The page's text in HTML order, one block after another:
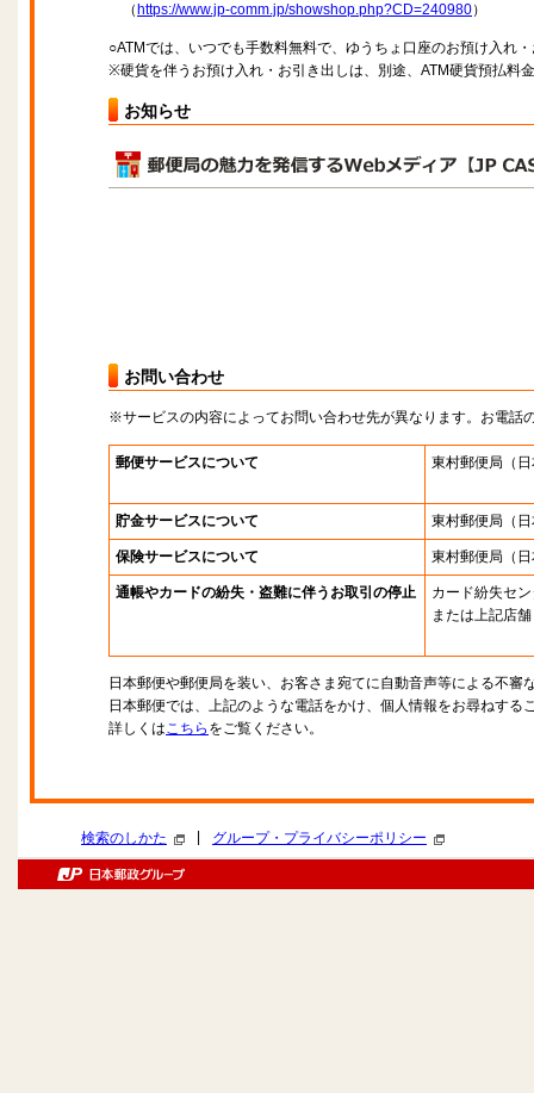
（ https://www.jp-comm.jp/showshop.php?CD=240980）
○ATMでは、いつでも手数料無料で、ゆうちょ口座のお預け入れ
※硬貨を伴うお預け入れ・お引き出しは、別途、ATM硬貨預払料
お知らせ
お問い合わせ
※サービスの内容によってお問い合わせ先が異なります。お電話
郵便サービスについて 東村郵便局 （
貯金サービスについて 東村郵便局 （
保険サービスについて 東村郵便局 （
通帳やカードの紛失・盗難に伴うお取引の停止
カード紛失セ
または上記店舗
日本郵便や郵便局を装い、お客さま宛てに自動音声等による不審
日本郵便では、上記のような電話をかけ、個人情報をお尋ねする
詳しくはこちら をご覧ください。
検索のしかた グループ・プライバシーポリシー